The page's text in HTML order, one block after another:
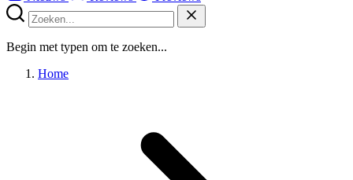
Begin met typen om te zoeken...
Home